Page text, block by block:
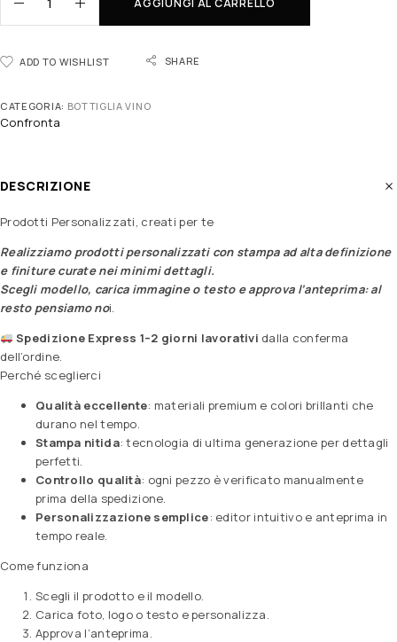
ADD TO WISHLIST SHARE
CATEGORIA: BOTTIGLIA VINO
Confronta
DESCRIZIONE
Prodotti Personalizzati, creati per te
Realizziamo prodotti personalizzati con stampa ad alta definizione
e finiture curate nei minimi dettagli.
Scegli modello, carica immagine o testo e approva l’anteprima: al
resto pensiamo noi.
Spedizione Express 1–2 giorni lavorativi dalla conferma
dell’ordine.
Perché sceglierci
Qualità eccellente: materiali premium e colori brillanti che
durano nel tempo.
Stampa nitida: tecnologia di ultima generazione per dettagli
perfetti.
Controllo qualità: ogni pezzo è verificato manualmente
prima della spedizione.
Personalizzazione semplice: editor intuitivo e anteprima in
tempo reale.
Come funziona
Scegli il prodotto e il modello.
Carica foto, logo o testo e personalizza.
Approva l’anteprima.